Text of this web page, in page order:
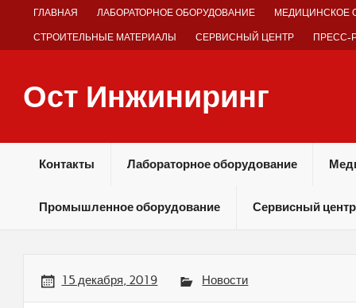
ГЛАВНАЯ ЛАБОРАТОРНОЕ ОБОРУДОВАНИЕ МЕДИЦИНСКОЕ
СТРОИТЕЛЬНЫЕ МАТЕРИАЛЫ СЕРВИСНЫЙ ЦЕНТР ПРЕСС-
Ост Инжиниринг
Контакты Лабораторное оборудование
Промышленное оборудование Сервисный центр
15 декабря, 2019 Новости